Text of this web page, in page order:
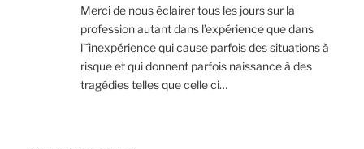
Merci de nous éclairer tous les jours sur la
profession autant dans l’expérience que dans
l’´inexpérience qui cause parfois des situations à
risque et qui donnent parfois naissance à des
tragédies telles que celle ci…